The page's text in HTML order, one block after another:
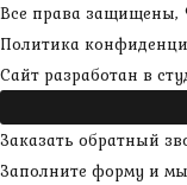
Все права защищены,
Политика
Сайт разработан в
Заказать обратный
Заполните форму и